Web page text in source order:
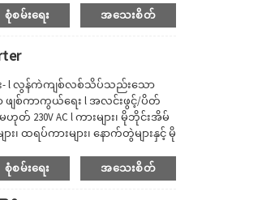
စုံစမ်းရေး အသေးစိတ်
များ- l လွန်ကဲကျစ်လစ်သိပ်သည်းသော
ဖျစ်ကာကွယ်ရေး l အလင်းဖွင့်/ပိတ်
230V AC l ကားများ၊ မိုဘိုင်းအိမ်
း၊ ထရပ်ကားများ၊ နောက်တွဲများနှင့် မို
စုံစမ်းရေး အသေးစိတ်